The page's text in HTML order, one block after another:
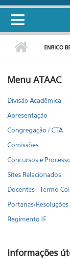
ENRICO
Menu ATAAC
Divisão Acadêmica
Apresentação
Congregação / CTA
Comissões
Concursos e
Sites Relacionados
Docentes - Termo
Portarias/Resoluções
Regimento IF
Informações